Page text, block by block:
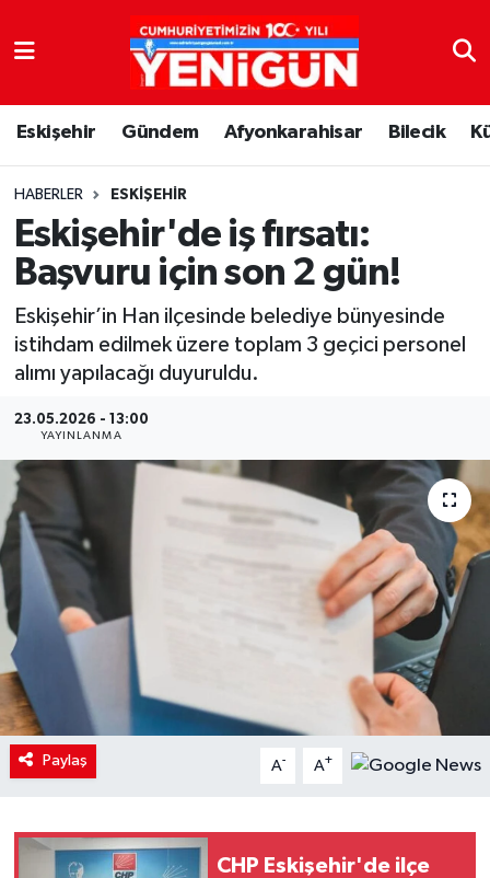
Eskişehir Gündem Afyonkarahisar Bilecik
HABERLER ESKIŞEHIR
Eskişehir'de iş fırsatı:
Başvuru için son 2 gün!
Eskişehir’in Han ilçesinde belediye bünyesinde
istihdam edilmek üzere toplam 3 geçici personel
alımı yapılacağı duyuruldu.
23.05.2026 - 13:00
YAYINLANMA
Paylaş A- A+
CHP Eskişehir'de ilçe
Nöbetçi Eczaneler
Hava Durumu
Trafik Durumu
Süper Lig Puan Durumu ve Fikstür
Tüm Manşetler
Son Dakika Haberleri
Haber Arşivi